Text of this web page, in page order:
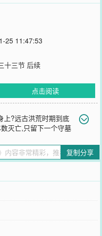
25 11:47:53
十三节 后续
点击阅读
上?远古洪荒时期到底
灭亡,只留下一个守墓
走向何处,难道道佛真的走上
隅之地.不敢沾染因果.一切皆
神秘世界的面纱,当选择来临的
复制分享